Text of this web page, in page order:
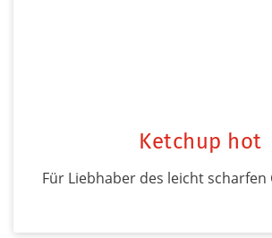
Ketchup hot
Für Liebhaber des leicht scharfen